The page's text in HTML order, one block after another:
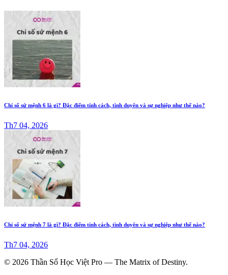
Chỉ số sứ mệnh 6 là gì? Đặc điểm tính cách, tình duyên và sự nghiệp như thế nào?
Th7 04, 2026
Chỉ số sứ mệnh 7 là gì? Đặc điểm tính cách, tình duyên và sự nghiệp như thế nào?
Th7 04, 2026
© 2026 Thần Số Học Việt Pro — The Matrix of Destiny.